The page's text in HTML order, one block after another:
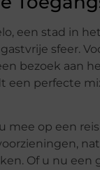
een stad in
sfeer.
bezoek aan
een perfecte
mee op een
Of u nu